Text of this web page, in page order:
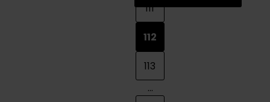
111
112
113
...